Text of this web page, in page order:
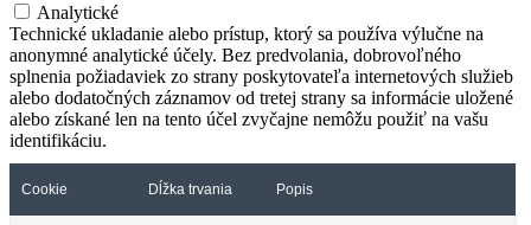
Analytické
Technické ukladanie alebo prístup, ktorý sa používa výlučne na
anonymné analytické účely. Bez predvolania, dobrovoľného
splnenia požiadaviek zo strany poskytovateľa internetových služieb
alebo dodatočných záznamov od tretej strany sa informácie uložené
alebo získané len na tento účel zvyčajne nemôžu použiť na vašu
identifikáciu.
Cookie Dĺžka trvania Popis